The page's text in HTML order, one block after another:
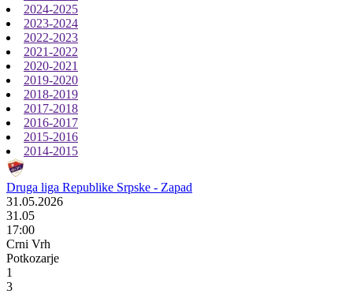
2024-2025
2023-2024
2022-2023
2021-2022
2020-2021
2019-2020
2018-2019
2017-2018
2016-2017
2015-2016
2014-2015
Druga liga Republike Srpske - Zapad
31.05.2026
31.05
17:00
Crni Vrh
Potkozarje
1
3